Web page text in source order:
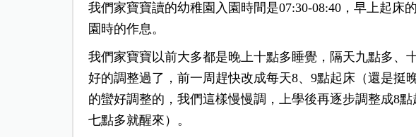
我們家寶寶讀的幼稚園入園時間是07:30-08:40，早上起床
園時的作息。
我們家寶寶以前大多都是晚上十點多睡覺，隔天九點多、
好的調整過了，前一周趕快改成每天8、9點起床（還是挺
的蠻好調整的，我們這樣慢慢調，上學後再逐步調整成8
七點多就醒來）。